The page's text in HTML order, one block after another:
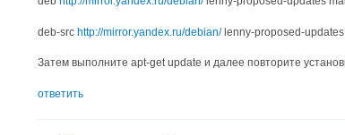
deb-src http://mirror.yandex.ru/debian/lenny-proposed-
Затем выполните apt-get update и далее повторите
ответить